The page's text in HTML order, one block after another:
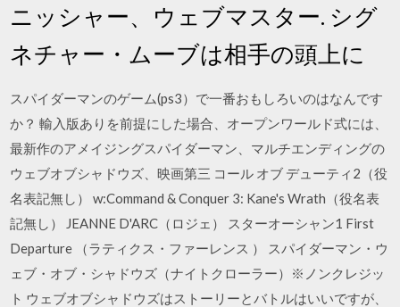
ニッシャー、ウェブマスター. シグ
ネチャー・ムーブは相手の頭上に
スパイダーマンのゲーム(ps3）で一番おもしろいのはなんです
か？ 輸入版ありを前提にした場合、オープンワールド式には、
最新作のアメイジングスパイダーマン、マルチエンディングの
ウェブオブシャドウズ、映画第三 コール オブ デューティ2（役
名表記無し） w:Command & Conquer 3: Kane's Wrath（役名表
記無し） JEANNE D'ARC（ロジェ） スターオーシャン1 First
Departure （ラティクス・ファーレンス ） スパイダーマン・ウ
ェブ・オブ・シャドウズ（ナイトクローラー）※ノンクレジッ
ト ウェブオブシャドウズはストーリーとバトルはいいですが、